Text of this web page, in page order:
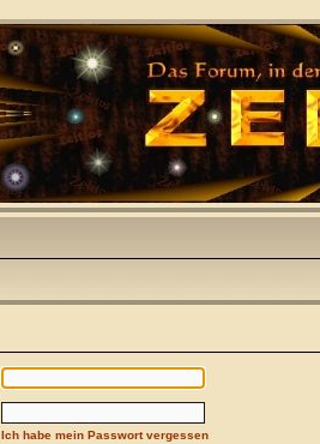
Ich habe mein Passwort vergessen